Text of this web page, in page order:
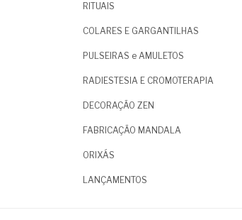
RITUAIS
COLARES E GARGANTILHAS
PULSEIRAS e AMULETOS
RADIESTESIA E CROMOTERAPIA
DECORAÇÃO ZEN
FABRICAÇÃO MANDALA
ORIXÁS
LANÇAMENTOS